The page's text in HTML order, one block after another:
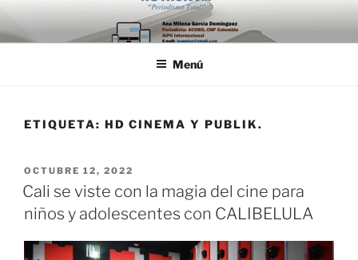
Saltar
al
contenido
Menú
ETIQUETA: HD CINEMA Y PUBLIK.
PUBLICADO
EL
OCTUBRE 12, 2022
Cali se viste con la magia del cine para
niños y adolescentes con CALIBELULA